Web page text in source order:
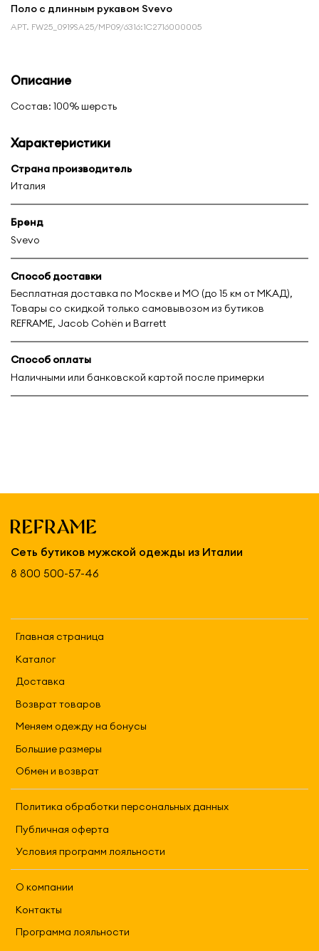
Поло с длинным рукавом Svevo
АРТ. FW25_0919SA25/MP09/6316:1С2716000005
Описание
Состав: 100% шерсть
Характеристики
Страна производитель
Италия
Бренд
Svevo
Способ доставки
Бесплатная доставка по Москве и МО (до 15 км от МКАД),
Товары со скидкой только самовывозом из бутиков
REFRAME, Jacob Cohën и Barrett
Способ оплаты
Наличными или банковской картой после примерки
Главная страница
Каталог
Доставка
Возврат товаров
Меняем одежду на бонусы
Большие размеры
Обмен и возврат
Политика обработки персональных данных
Публичная оферта
Условия программ лояльности
О компании
Контакты
Программа лояльности
Сеть бутиков мужской одежды из Италии
8 800 500-57-46